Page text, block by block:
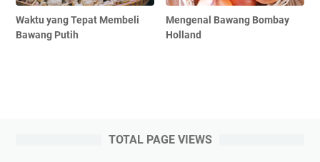
Waktu yang Tepat Membeli
Bawang Putih
Mengenal Bawang Bombay
Holland
TOTAL PAGE VIEWS